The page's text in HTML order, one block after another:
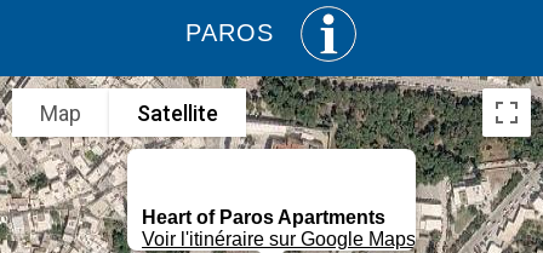
PAROS
Heart of Paros Apartments
Voir l'itinéraire sur Google Maps
Map Satellite